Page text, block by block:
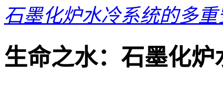
石墨化炉水冷系统的多
生命之水：石墨化